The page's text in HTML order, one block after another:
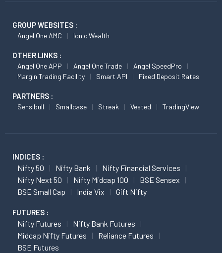
GROUP WEBSITES :
Angel One AMC Ionic Wealth
OTHER LINKS :
Angel One APP Angel One Trade
Angel SpeedPro
Margin Trading Facility
Smart API Fixed Deposit Rates
PARTNERS :
Sensibull Smallcase Streak Vested TradingView
INDICES :
Nifty 50 Nifty Bank
Nifty Financial Services
Nifty Next 50
Nifty Midcap 100
BSE Sensex
BSE Small Cap
India Vix Gift Nifty
FUTURES :
Nifty Futures
Nifty Bank Futures
Midcap Nifty Futures
Reliance Futures
BSE Futures